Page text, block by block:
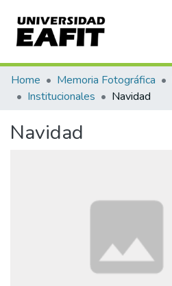
Communities & Collections
All of DSpace
Statistics
Home Memoria Fotográfica
Institucionales
Navidad
Navidad